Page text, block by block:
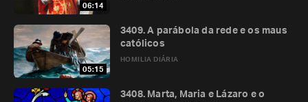
06:14
05:15
HOMILIA DIÁRIA
3409. A parábola da rede e os maus
católicos
3408. Marta, Maria e Lázaro e o